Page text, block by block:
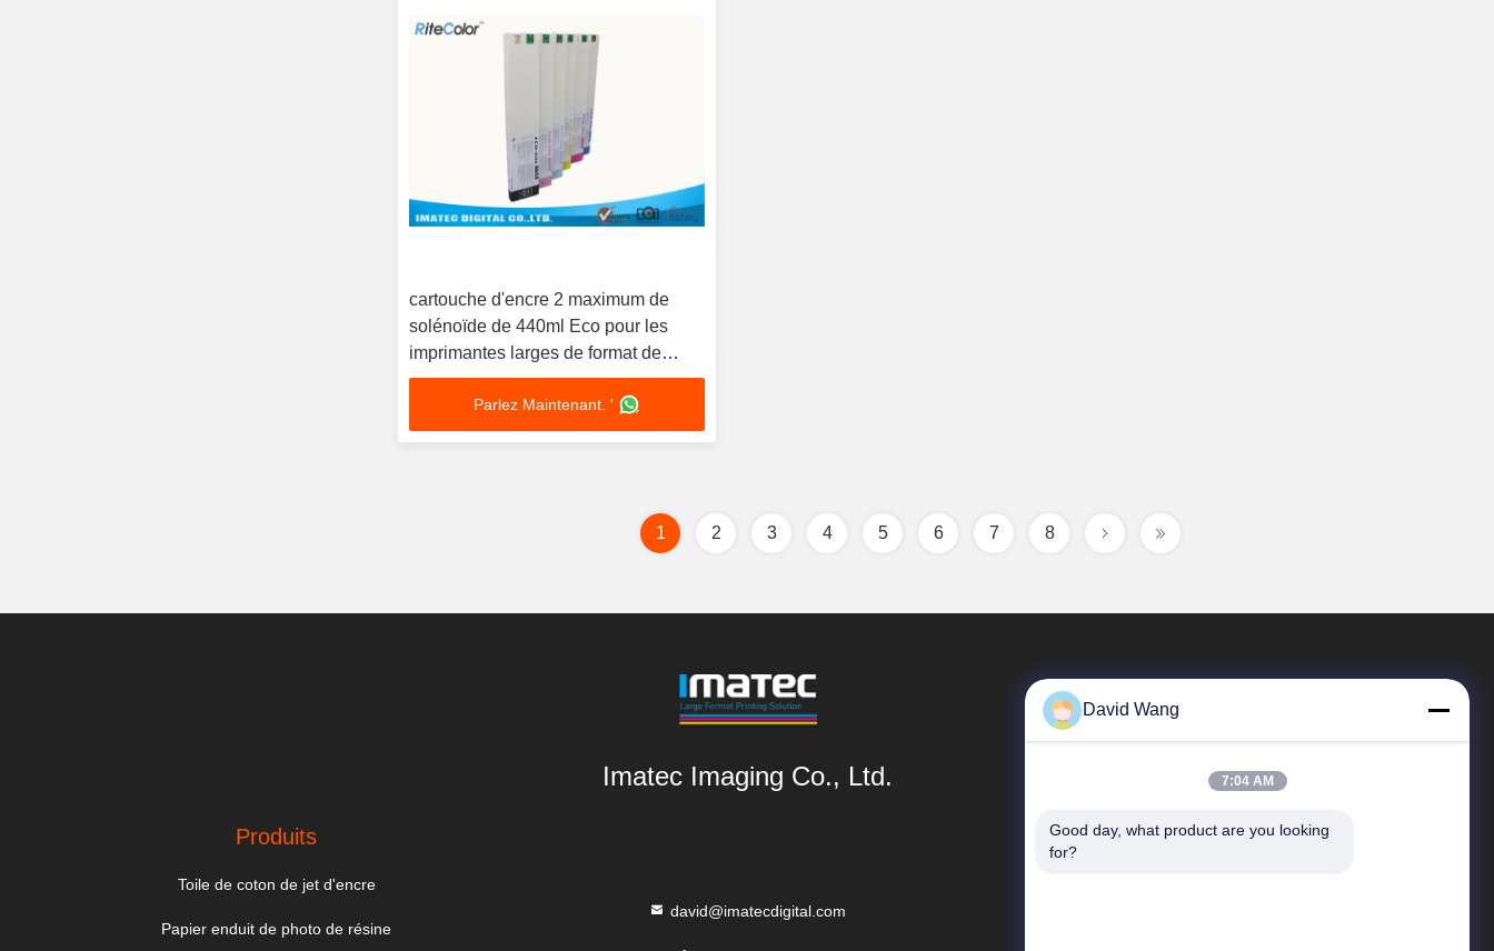
cartouche d'encre 2 maximum de
solénoïde de 440ml Eco pour les
imprimantes larges de format de
Roland DX-7
Parlez Maintenant. '
1 2 3 4 5 6 7 8
Imatec Imaging Co., Ltd.
Produits
Toile de coton de jet d'encre
Papier enduit de photo de résine
david@imatecdigital.com
Liens Rapides
David Wang
7:04 AM
Good day, what product are you looking
for?